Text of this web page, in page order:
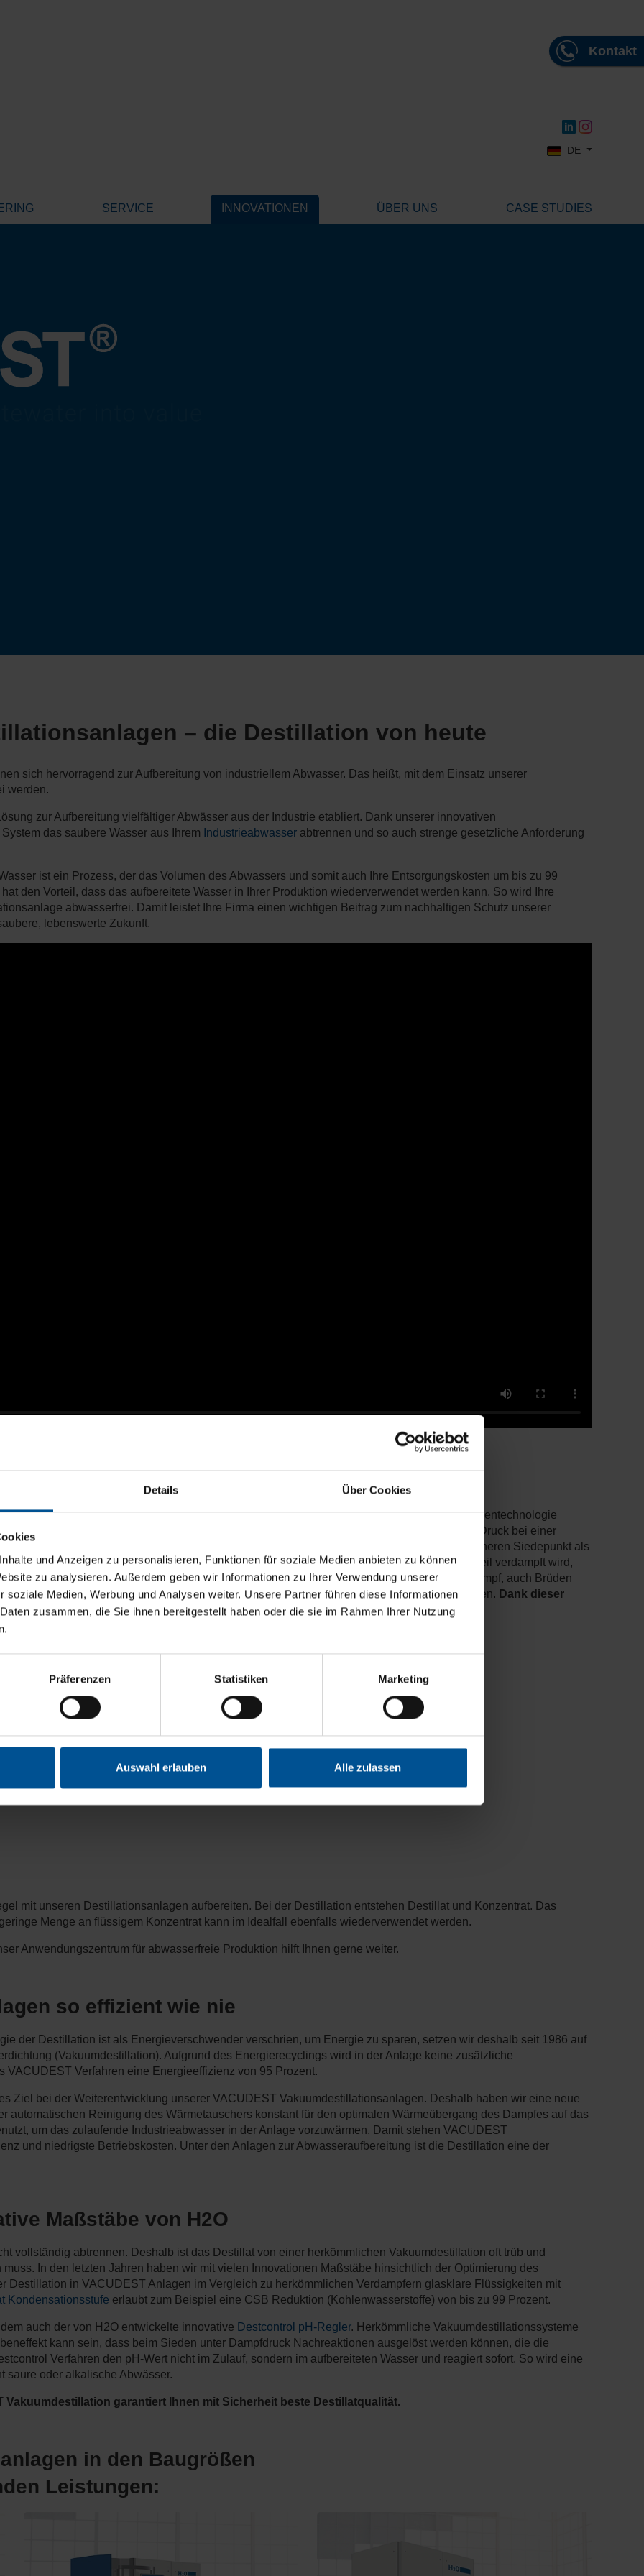
Details Über Cookies
und Anzeigen zu personalisieren, Funktionen für soziale Medien anbieten zu können
zu analysieren. Außerdem geben wir Informationen zu Ihrer Verwendung unserer
soziale Medien, Werbung und Analysen weiter. Unsere Partner führen diese Informationen
zusammen, die Sie ihnen bereitgestellt haben oder die sie im Rahmen Ihrer Nutzung
Präferenzen Statistiken Marketing
Auswahl erlauben Alle zulassen
Kontakt
Sprache auswählen
DE
SERVICE INNOVATIONEN ÜBER UNS CASE STUDIES
– die Destillation von heute
sich hervorragend zur Aufbereitung von industriellem Abwasser. Das heißt, mit dem Einsatz unserer
werden.
zur Aufbereitung vielfältiger Abwässer aus der Industrie etabliert. Dank unserer innovativen
das saubere Wasser aus Ihrem Industrieabwasser abtrennen und so auch strenge gesetzliche Anforderung
ist ein Prozess, der das Volumen des Abwassers und somit auch Ihre Entsorgungskosten um bis zu 99
den Vorteil, dass das aufbereitete Wasser in Ihrer Produktion wiederverwendet werden kann. So wird Ihre
abwasserfrei. Damit leistet Ihre Firma einen wichtigen Beitrag zum nachhaltigen Schutz unserer
lebenswerte Zukunft.
uns 1986 erstmals gelungen Industrieabwässer wiederverwertbar zu machen. Unsere Spitzentechnologie
nach Siedepunktunterschieden. Die Funktion ist leicht: Das
wird unter Druck bei einer
Druck mit einer Temperatur von 100 Grad verdampft. Alle Substanzen, die einen höheren Siedepunkt als
Dazu gehören Schwermetalle, Salze, aber auch Öle, Fette oder Tenside. Weil der Wasseranteil verdampft wird,
auf 0,5 bis 5 Prozent des ursprünglichen Abwasservolumens. Der aufsteigende Dampf, auch Brüden
Kondensation kann er als sauberesProzesswasser in die Verarbeitung zurückgeführt werden. Dank dieser
Einsatzmöglichkeiten in der Industrie
Wässer an, die nicht in die Kanalisation eingeleitet werden dürfen.
mit unseren Destillationsanlagen aufbereiten. Bei der Destillation entstehen Destillat und Konzentrat. Das
Menge an flüssigem Konzentrat kann im Idealfall ebenfalls wiederverwendet werden.
Anwendungszentrum für abwasserfreie Produktion hilft Ihnen gerne weiter.
so effizient wie nie
der Destillation ist als Energieverschwender verschrien, um Energie zu sparen, setzen wir deshalb seit 1986 auf
(Vakuumdestillation). Aufgrund des Energierecyclings wird in der Anlage keine zusätzliche
VACUDEST Verfahren eine Energieeffizienz von 95 Prozent.
Ziel bei der Weiterentwicklung unserer VACUDEST Vakuumdestillationsanlagen. Deshalb haben wir eine neue
automatischen Reinigung des Wärmetauschers konstant für den optimalen Wärmeübergang des Dampfes auf das
um das zulaufende Industrieabwasser in der Anlage vorzuwärmen. Damit stehen VACUDEST
und niedrigste Betriebskosten. Unter den Anlagen zur Abwasseraufbereitung ist die Destillation eine der
Maßstäbe von H2O
vollständig abtrennen. Deshalb ist das Destillat von einer herkömmlichen Vakuumdestillation oft trüb und
In den letzten Jahren haben wir mit vielen Innovationen Maßstäbe hinsichtlich der Optimierung des
Destillation in VACUDEST Anlagen im Vergleich zu herkömmlichen Verdampfern glasklare Flüssigkeiten mit
Kondensationsstufe erlaubt zum Beispiel eine CSB Reduktion (Kohlenwasserstoffe) von bis zu 99 Prozent.
auch der von H2O entwickelte innovative Destcontrol pH-Regler. Herkömmliche Vakuumdestillationssysteme
kann sein, dass beim Sieden unter Dampfdruck Nachreaktionen ausgelöst werden können, die die
Verfahren den pH-Wert nicht im Zulauf, sondern im aufbereiteten Wasser und reagiert sofort. So wird eine
saure oder alkalische Abwässer.
Vakuumdestillation garantiert Ihnen mit Sicherheit beste Destillatqualität.
in den Baugrößen
Leistungen: